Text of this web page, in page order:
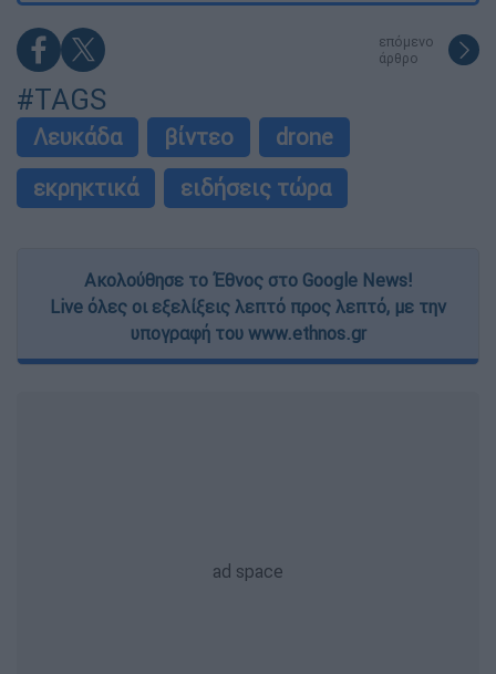
επόμενο
άρθρο
#TAGS
Λευκάδα βίντεο
drone
εκρηκτικά
ειδήσεις τώρα
Ακολούθησε το Έθνος στο Google News!
Live όλες οι εξελίξεις λεπτό προς λεπτό, με την
υπογραφή του www.ethnos.gr